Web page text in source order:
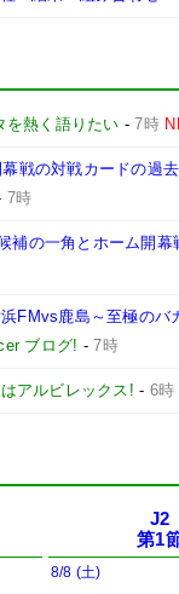
を熱く語りたい -7時
戦の対戦カードの過
7時
補の一角とホーム開幕
FMvs鹿島～至極の
ブログ! -7時
アルビレックス! - 6時
J2
第1
8/8 (土)